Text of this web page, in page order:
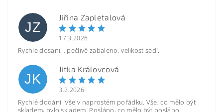
JZ
Jiřina Zapletalová
17.3.2026
Rychle dosani, , pečlivě zabaleno, velikost sedí.
JK
Jitka Královcová
3.2.2026
Rychlé dodání. Vše v naprostém pořádku. Vše, co mělo být
skladem, bylo skladem. Posláno, co mělo být posláno.